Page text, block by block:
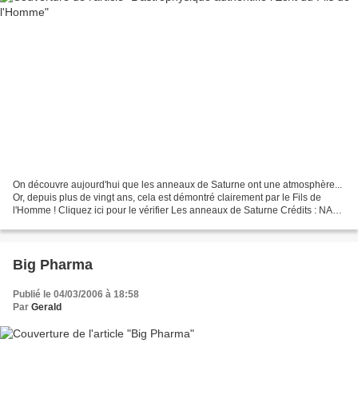
On découvre aujourd'hui que les anneaux de Saturne ont une atmosphère...
Or, depuis plus de vingt ans, cela est démontré clairement par le Fils de
l'Homme ! Cliquez ici pour le vérifier Les anneaux de Saturne Crédits : NASA
Big Pharma
Publié le 04/03/2006 à 18:58
Par Gerald